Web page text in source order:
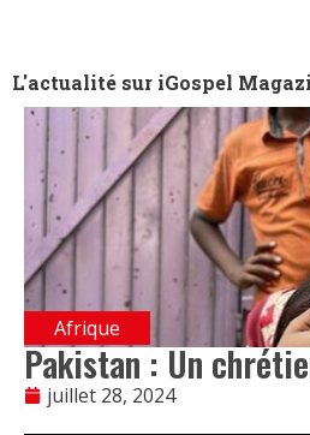
L'actualité sur iGospel
Afrique
Pakistan : Un
juillet 28, 2024